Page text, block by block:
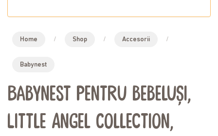
Home / Shop / Accesorii /
Babynest
Babynest pentru bebeluși,
Little Angel Collection,